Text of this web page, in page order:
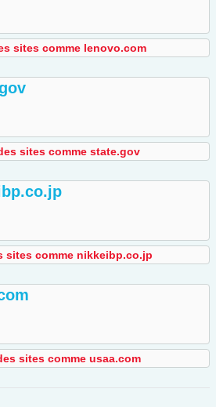
sites comme lenovo.com
sites comme state.gov
sites comme nikkeibp.co.jp
sites comme usaa.com